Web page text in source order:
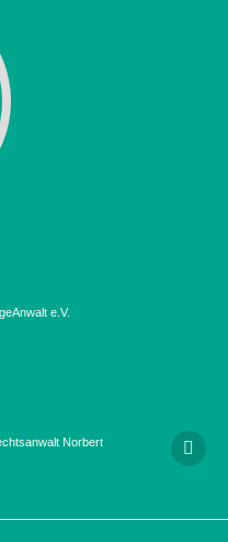
e.V.
Norbert